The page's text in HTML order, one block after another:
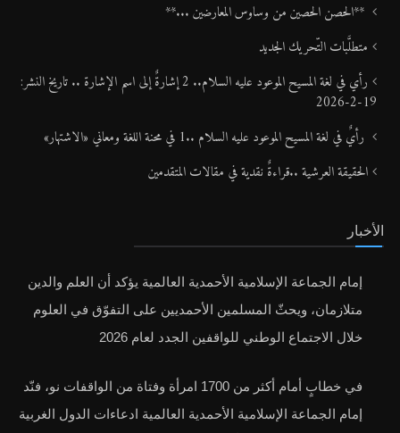
**الحصن الحصين من وساوس المعارضين ...**
متطلَّبات التّحريك الجديد
رأي في لغة المسيح الموعود عليه السلام.. 2 إشارةٌ إلى اسم الإشارة .. تاريخ النشر:
19-2-2026
رأيٌ في لغة المسيح الموعود عليه السلام ..1 في محنة اللغة ومعاني «الاشتهار»
الحقيقة العرشية ..قراءةٌ نقدية في مقالات المتقدمين
الأخبار
إمام الجماعة الإسلامية الأحمدية العالمية يؤكد أن العلم والدين
متلازمان، ويحثّ المسلمين الأحمديين على التفوّق في العلوم
خلال الاجتماع الوطني للواقفين الجدد لعام 2026
في خطابٍ أمام أكثر من 1700 امرأة وفتاة من الواقفات نو، فنّد
إمام الجماعة الإسلامية الأحمدية العالمية ادعاءات الدول الغربية